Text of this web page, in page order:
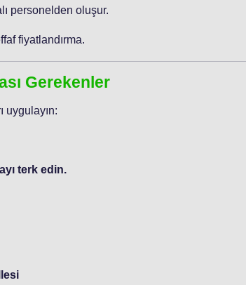
personelden oluşur.
fiyatlandırma.
Gerekenler
uygulayın:
terk edin.